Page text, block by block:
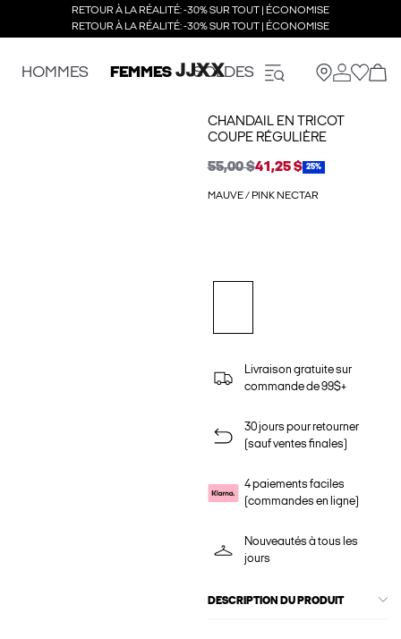
RETOUR À LA RÉALITÉ: -30% SUR TOUT | ÉCONOMISE
RETOUR À LA RÉALITÉ: -30% SUR TOUT | ÉCONOMISE
HOMMES FEMMES SOLDES
CHANDAIL EN TRICOT
COUPE RÉGULIÈRE
55,00 $41,25 $ 25%
MAUVE / PINK NECTAR
Livraison gratuite sur
commande de 99$+
30 jours pour retourner
(sauf ventes finales)
4 paiements faciles
(commandes en ligne)
Nouveautés à tous les
jours
DESCRIPTION DU PRODUIT